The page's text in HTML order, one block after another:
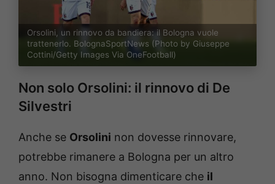
Orsolini, un rinnovo da bandiera: il Bologna vuole
trattenerlo. BolognaSportNews (Photo by Giuseppe
Cottini/Getty Images Via OneFootball)
Non solo Orsolini: il rinnovo di De
Silvestri
Anche se Orsolini non dovesse rinnovare,
potrebbe rimanere a Bologna per un altro
anno. Non bisogna dimenticare che il